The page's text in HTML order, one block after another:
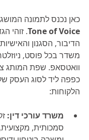
כאן נכנס לתמונה המושג
Tone of Voice. זוהי
הדיבור, הסגנון
משדר בכל פוסט,
וואטסאפ. שפת המותג
כפפה ליד לסוג העסק
הלקוחות:
משרד עורכי דין:
סמכותית,